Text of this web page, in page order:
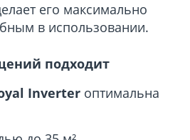
его максимально
в использовании.
подходит
Inverter оптимальна